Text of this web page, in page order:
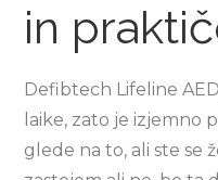
in
Defibtech Lifeline
laike, zato je izjemno
glede na to, ali ste se